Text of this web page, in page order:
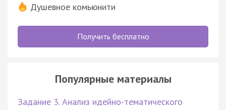
Душевное комьюнити
Получить бесплатно
Популярные материалы
Задание 3. Анализ идейно-тематического